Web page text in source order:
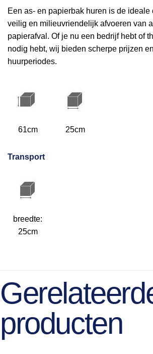
Een as- en papierbak huren is de
veilig en milieuvriendelijk afvoeren van
papierafval. Of je nu een bedrijf hebt of
nodig hebt, wij bieden scherpe prijzen
huurperiodes.
61cm 25cm
Transport
breedte:
25cm
producten